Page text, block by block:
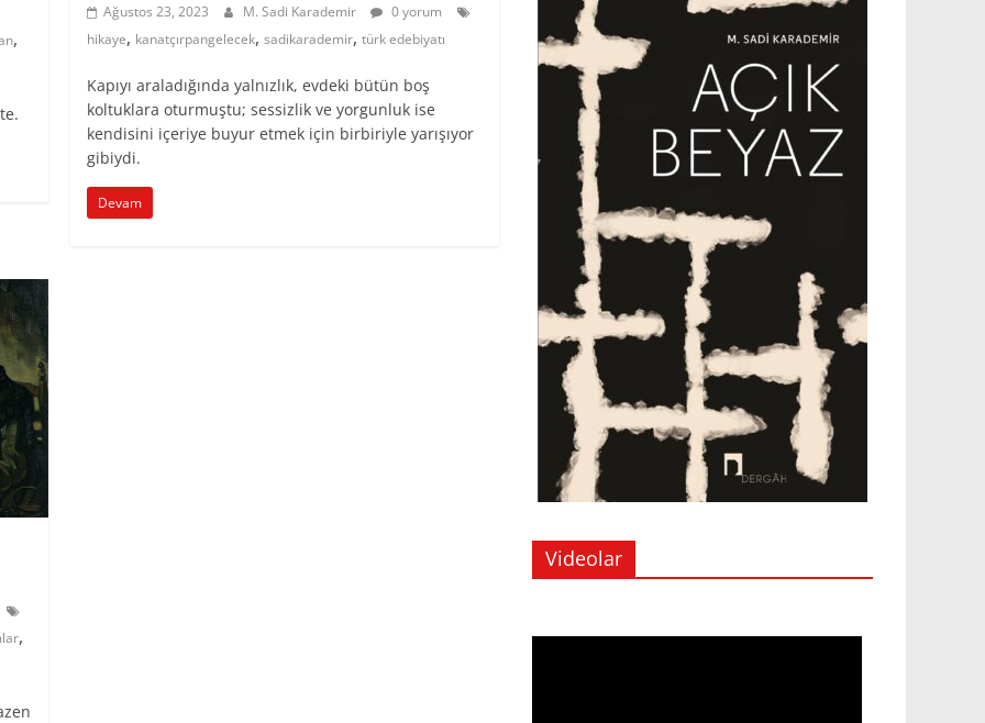
,
Ağustos 23, 2023 M. Sadi Karademir
0 yorum
hikaye, kanatçırpangelecek,sadikarademir,türk edebiyatı
Kapıyı araladığında yalnızlık, evdeki bütün boş
koltuklara oturmuştu; sessizlik ve yorgunluk ise
kendisini içeriye buyur etmek için birbiriyle yarışıyor
gibiydi.
Devam
,
Videolar